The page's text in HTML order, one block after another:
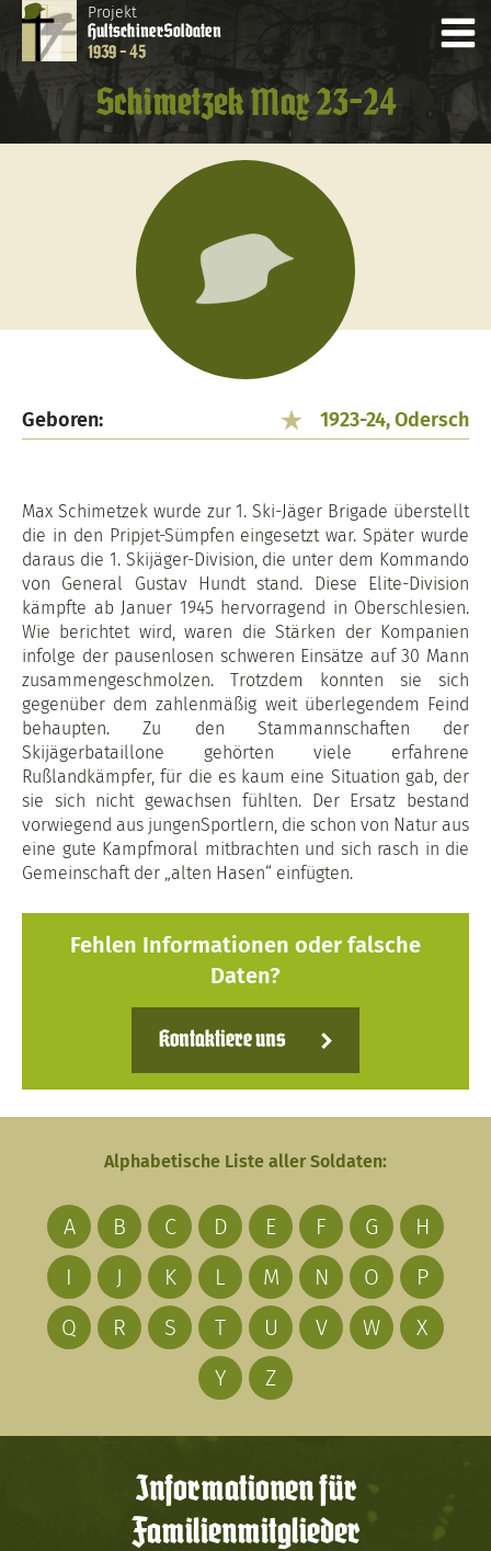
Projekt
HultschinerSoldaten
1939 - 45
Schimetzek Max 23-24
Geboren: 1923-24, Odersch
Max Schimetzek wurde zur 1. Ski-Jäger Brigade überstellt
die in den Pripjet-Sümpfen eingesetzt war. Später wurde
daraus die 1. Skijäger-Division, die unter dem Kommando
von General Gustav Hundt stand. Diese Elite-Division
kämpfte ab Januer 1945 hervorragend in Oberschlesien.
Wie berichtet wird, waren die Stärken der Kompanien
infolge der pausenlosen schweren Einsätze auf 30 Mann
zusammengeschmolzen. Trotzdem konnten sie sich
gegenüber dem zahlenmäßig weit überlegendem Feind
behaupten. Zu den Stammannschaften der
Skijägerbataillone gehörten viele erfahrene
Rußlandkämpfer, für die es kaum eine Situation gab, der
sie sich nicht gewachsen fühlten. Der Ersatz bestand
vorwiegend aus jungenSportlern, die schon von Natur aus
eine gute Kampfmoral mitbrachten und sich rasch in die
Gemeinschaft der „alten Hasen“ einfügten.
Fehlen Informationen oder falsche
Daten?
Kontaktiere uns
Alphabetische Liste aller Soldaten:
A B C D E F G
H
I
J K L M N O
P
Q
R S T U V W
X
Y
Z
Informationen für
Familienmitglieder